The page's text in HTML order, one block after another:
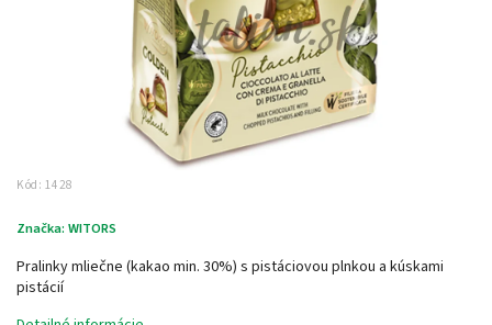
Kód: 1428
Značka: WITORS
Pralinky mliečne (kakao min. 30%) s pistáciovou plnkou a kúskami
pistácií